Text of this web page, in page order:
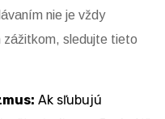
nie je vždy
zážitkom, sledujte tieto
Ak sľubujú